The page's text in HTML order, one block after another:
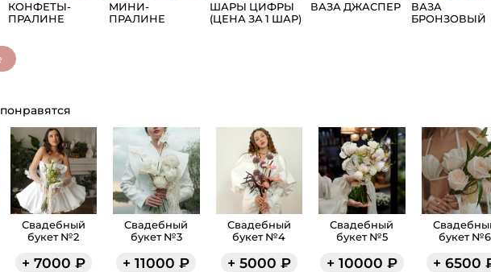
КОНФЕТЫ-
ПРАЛИНЕ
МИНИ-
ПРАЛИНЕ
ШАРЫ ЦИФРЫ
(ЦЕНА ЗА 1 ШАР)
ВАЗА ДЖАСПЕР
ВАЗА
БРОНЗОВЫЙ
Свадебный
букет №2
+ 7000 ₽
Свадебный
букет №3
+11000 ₽
Свадебный
букет №4
+ 5000 ₽
Свадебный
букет №5
+ 10000 ₽
букет №6
+6500